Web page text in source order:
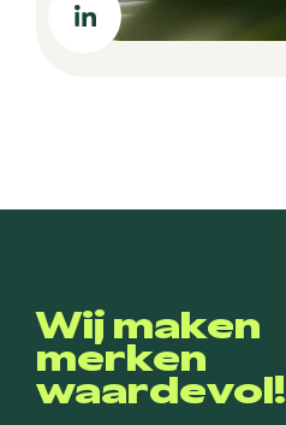
Wij maken
merken
waardevol!